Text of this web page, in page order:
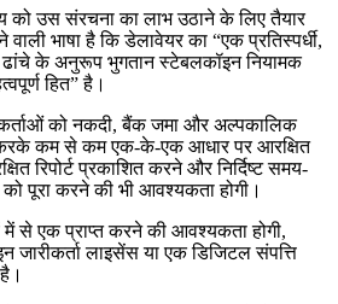
को उस संरचना का लाभ उठाने के लिए तैयार
भाषा है कि डेलावेयर का “एक प्रतिस्पर्धी,
के अनुरूप भुगतान स्टेबलकॉइन नियामक
हित” है।
को नकदी, बैंक जमा और अल्पकालिक
करके कम से कम एक-के-एक आधार पर आरक्षित
रिपोर्ट प्रकाशित करने और निर्दिष्ट समय-
पूरा करने की भी आवश्यकता होगी।
से एक प्राप्त करने की आवश्यकता होगी,
लाइसेंस या एक डिजिटल संपत्ति